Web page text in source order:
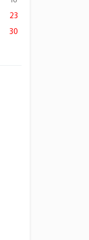
23
30